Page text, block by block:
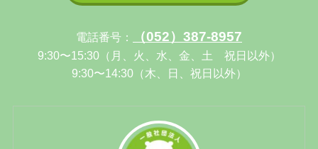
電話番号： （052）387-8957
9:30〜15:30（月、火、水、金、土 祝日以外）
9:30〜14:30（木、日、祝日以外）